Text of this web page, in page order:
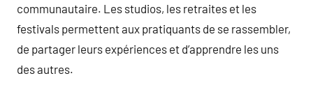
communautaire. Les studios, les retraites et les
festivals permettent aux pratiquants de se rassembler,
de partager leurs expériences et d’apprendre les uns
des autres.